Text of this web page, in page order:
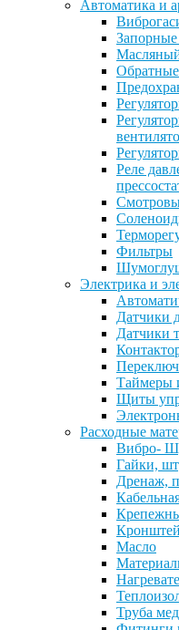
Автоматика и
Реле
Фильтры
Электрика и
Датчики
Датчики
Таймеры
Щиты
Расходные
Вибро-
Гайки,
Дренаж,
Масло
Труба